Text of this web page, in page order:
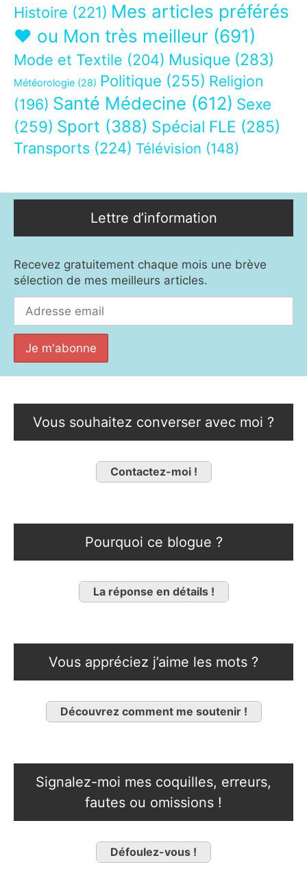
Histoire (221) Mes articles préférés
❤ ou Mon très meilleur (691)
Mode et Textile (204) Musique (283)
Météorologie (28) Politique (255) Religion
(196) Santé Médecine (612) Sexe
(259) Sport (388) Spécial FLE (285)
Transports (224) Télévision (148)
Lettre d’information
Recevez gratuitement chaque mois une brève
sélection de mes meilleurs articles.
Vous souhaitez converser avec moi ?
Contactez-moi !
Pourquoi ce blogue ?
La réponse en détails !
Vous appréciez j’aime les mots ?
Découvrez comment me soutenir !
Signalez-moi mes coquilles, erreurs,
fautes ou omissions !
Défoulez-vous !